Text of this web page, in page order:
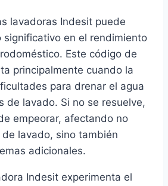
lavadoras Indesit puede
significativo en el rendimiento
Este código de
principalmente cuando la
para drenar el agua
de lavado. Si no se resuelve,
empeorar, afectando no
lavado, sino también
adicionales.
Indesit experimenta el